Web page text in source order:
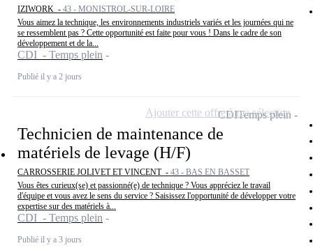
IZIWORK - 43 - MONISTROL-SUR-LOIRE
Vous aimez la technique, les environnements industriels variés et les journées qui ne
se ressemblent pas ? Cette opportunité est faite pour vous ! Dans le cadre de son
développement et de la...
CDI - Temps plein
Publié il y a 2 jours
Technicien de maintenance de
matériels de levage (H/F)
CARROSSERIE JOLIVET ET VINCENT - 43 - BAS EN BASSET
Vous êtes curieux(se) et passionné(e) de technique ? Vous appréciez le travail
d'équipe et vous avez le sens du service ? Saisissez l'opportunité de développer votre
expertise sur des matériels à...
CDI - Temps plein
Publié il y a 3 jours
CDITemps plein
Ajouter cette offre à ma sélection